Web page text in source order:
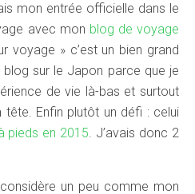
mon entrée officielle dans le
avec mon blog de voyage
voyage » c’est un bien grand
sur le Japon parce que je
de vie là-bas et surtout
tête. Enfin plutôt un défi : celui
pieds en 2015. J’avais donc 2
un peu comme mon